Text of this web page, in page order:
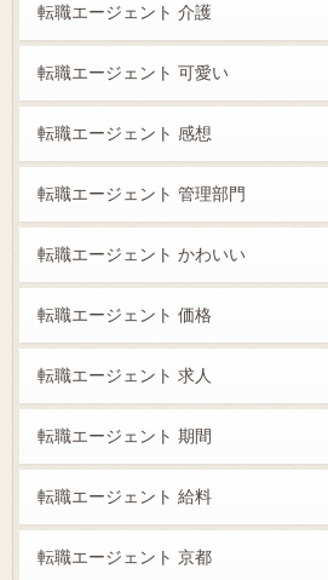
転職エージェント 介護
転職エージェント 可愛い
転職エージェント 感想
転職エージェント 管理部門
転職エージェント かわいい
転職エージェント 価格
転職エージェント 求人
転職エージェント 期間
転職エージェント 給料
転職エージェント 京都